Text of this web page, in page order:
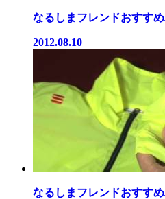
なるしまフレンドおすす
2012.08.10
なるしまフレンドおすす